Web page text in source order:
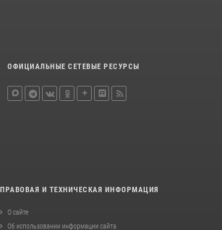
ОФИЦИАЛЬНЫЕ СЕТЕВЫЕ РЕСУРСЫ
ПРАВОВАЯ И ТЕХНИЧЕСКАЯ ИНФОРМАЦИЯ
О сайте
Об использовании информации сайта